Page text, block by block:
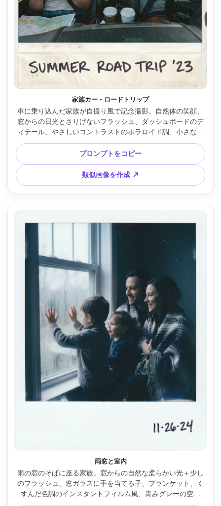
家族カー・ロードトリップ
車に乗り込んだ家族が自撮り風で記念撮影。自然体の笑顔、
窓からの日光とさりげないフラッシュ、ダッシュボードのデ
ィテール、やさしいコントラストのポラロイド調、小さなレ
ンズフレアやグレインとホコリ、白いフチ、iPhone風ワイド
レンズ、自然なラフ感、カンディッドなエネルギー --ar 4:5
プロンプトをコピー
類似画像を作成 ↗
雨窓と室内
雨の窓のそばに座る家族。窓からの自然な柔らかい光＋少し
のフラッシュ、窓ガラスに手を当てる子、ブランケット、く
すんだ色調のインスタントフィルム風、青みグレーの空気
感、グレインや細かなほこり、淡いライトリーク、白枠、リ